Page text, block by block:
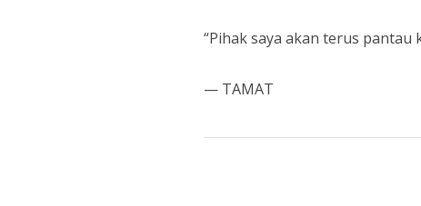
“Pihak saya akan terus pantau
— TAMAT